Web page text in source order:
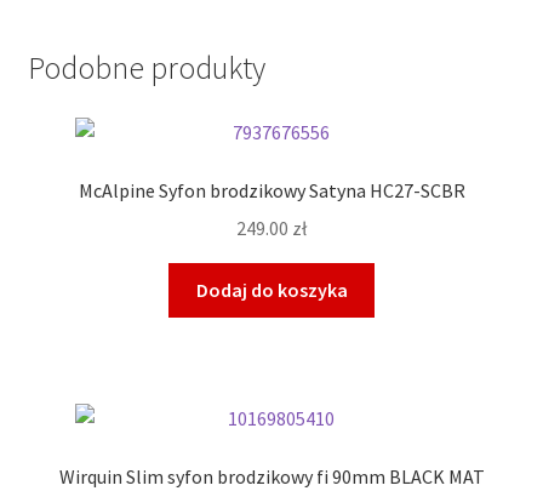
Podobne produkty
McAlpine Syfon brodzikowy Satyna HC27-SCBR
249.00 zł
Dodaj do koszyka
Wirquin Slim syfon brodzikowy fi 90mm BLACK MAT